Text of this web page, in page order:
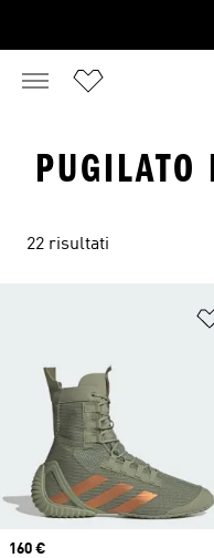
22 risultati
Price
160 €